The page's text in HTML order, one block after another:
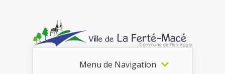
Menu de Navigation